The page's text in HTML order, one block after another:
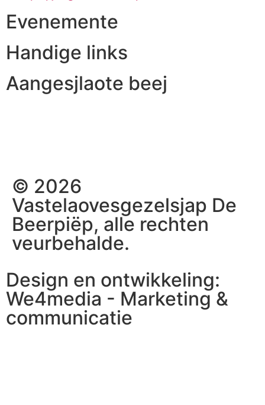
Evenemente
Handige links
Aangesjlaote beej
© 2026
Vastelaovesgezelsjap De
Beerpiëp, alle rechten
veurbehalde.
Design en ontwikkeling:
We4media - Marketing &
communicatie